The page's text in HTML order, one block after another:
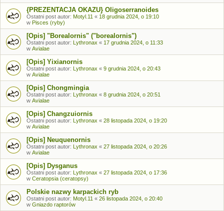
{PREZENTACJA OKAZU} Oligoserranoides
Ostatni post autor: Motyl.11 « 18 grudnia 2024, o 19:10
w Pisces (ryby)
[Opis] "Borealornis" ("borealornis")
Ostatni post autor: Lythronax « 17 grudnia 2024, o 11:33
w Avialae
[Opis] Yixianornis
Ostatni post autor: Lythronax « 9 grudnia 2024, o 20:43
w Avialae
[Opis] Chongmingia
Ostatni post autor: Lythronax « 8 grudnia 2024, o 20:51
w Avialae
[Opis] Changzuiornis
Ostatni post autor: Lythronax « 28 listopada 2024, o 19:20
w Avialae
[Opis] Neuquenornis
Ostatni post autor: Lythronax « 27 listopada 2024, o 20:26
w Avialae
[Opis] Dysganus
Ostatni post autor: Lythronax « 27 listopada 2024, o 17:36
w Ceratopsia (ceratopsy)
Polskie nazwy karpackich ryb
Ostatni post autor: Motyl.11 « 26 listopada 2024, o 20:40
w Gniazdo raptorów